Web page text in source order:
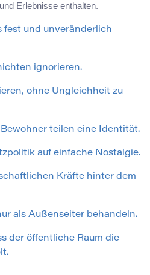
Erlebnisse enthalten.
fest und unveränderlich
ignorieren.
ohne Ungleichheit zu
teilen eine Identität.
auf einfache Nostalgie.
Kräfte hinter dem
als Außenseiter behandeln.
der öffentliche Raum die